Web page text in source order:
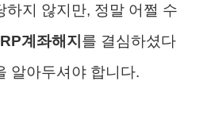
하지 않지만, 정말 어쩔 수
계좌해지 를 결심하셨다
알아두셔야 합니다.